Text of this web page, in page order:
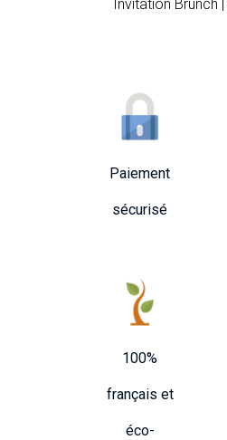
Invitation Brunch
Paiement
sécurisé
100%
français et
éco-